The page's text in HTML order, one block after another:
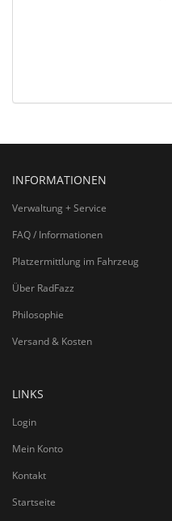
INFORMATIONEN
Verwaltung + Service
FAQ / Informationen
Platzermittlung im Fahrzeug
Über RadFazz
Philosophie
Versand & Kosten
LINKS
Login
Mein Konto
Kontakt
Startseite